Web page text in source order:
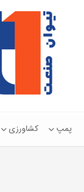
پمپ کشاورزی